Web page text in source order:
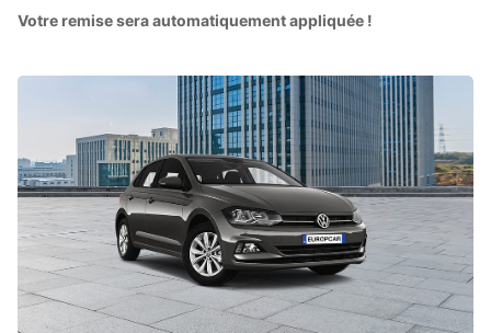
Votre remise sera automatiquement appliquée !